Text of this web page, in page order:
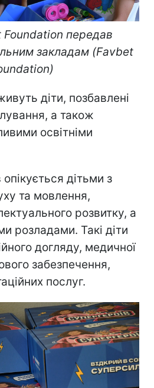
Foundation передав
закладам (Favbet
діти, позбавлені
а також
освітніми
дітьми з
та мовлення,
розвитку, а
розладами. Такі діти
догляду, медичної
забезпечення,
послуг.